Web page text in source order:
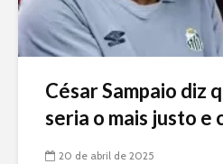
César Sampaio diz
seria o mais justo e
20 de abril de 2025